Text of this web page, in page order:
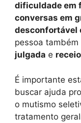
dificuldade em
conversas em
desconfortável
pessoa
julgada e
É importante
buscar ajuda
o mutismo
tratamento